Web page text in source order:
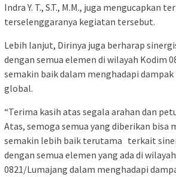
Indra Y. T., S.T., M.M., juga mengucapkan
terselenggaranya kegiatan tersebut.
Lebih lanjut, Dirinya juga berharap
dengan semua elemen di wilayah Kodim
semakin baik dalam menghadapi
global.
“Terima kasih atas segala arahan dan
Atas, semoga semua yang diberikan bisa
semakin lebih baik terutama terkait
dengan semua elemen yang ada di
0821/Lumajang dalam menghadapi